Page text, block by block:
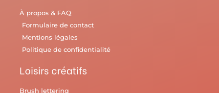
À propos & FAQ
Formulaire de contact
Mentions légales
Politique de confidentialité
Loisirs créatifs
Brush lettering